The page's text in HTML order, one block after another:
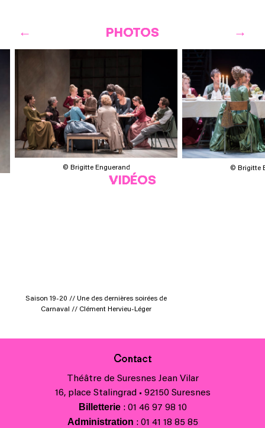
PHOTOS
© Brigitte Enguerand © Brigitte
VIDÉOS
Saison 19-20 // Une des dernières soirées de
Carnaval // Clément Hervieu-Léger
Contact
Théâtre de Suresnes Jean Vilar
16, place Stalingrad • 92150 Suresnes
Billetterie: 01 46 97 98 10
Administration : 01 41 18 85 85